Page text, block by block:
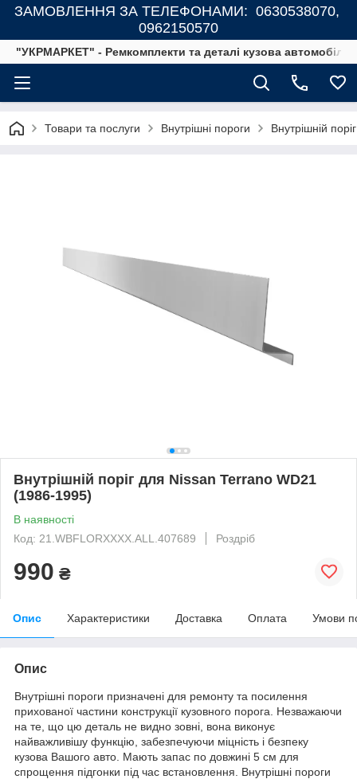
ЗАМОВЛЕННЯ ЗА ТЕЛЕФОНАМИ: 0630538070,
0962150570
"УКРМАРКЕТ" - Ремкомплекти та деталі кузова автомобілів
Товари та послуги Внутрішні пороги Внутрішній
Внутрішній поріг для Nissan Terrano WD21
(1986-1995)
В наявності
Код: 21.WBFLORXXXX.ALL.407689
Роздріб
990 ₴
Опис Характеристики Доставка Оплата Умови
Опис
Внутрішні пороги призначені для ремонту та посилення
прихованої частини конструкції кузовного порога. Незважаючи
на те, що цю деталь не видно зовні, вона виконує
найважливішу функцію, забезпечуючи міцність і безпеку
кузова Вашого авто. Мають запас по довжині 5 см для
спрощення підгонки під час встановлення. Внутрішні пороги